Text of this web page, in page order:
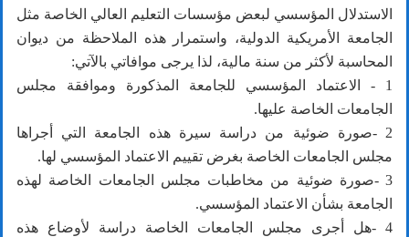
الاستدلال المؤسسي لبعض مؤسسات التعليم العالي الخاصة مثل
الجامعة الأمريكية الدولية، واستمرار هذه الملاحظة من ديوان
المحاسبة لأكثر من سنة مالية، لذا يرجى موافاتي بالآتي:
1 - الاعتماد المؤسسي للجامعة المذكورة وموافقة مجلس
الجامعات الخاصة عليها.
2 -صورة ضوئية من دراسة سيرة هذه الجامعة التي أجراها
مجلس الجامعات الخاصة بغرض تقييم الاعتماد المؤسسي لها.
3 -صورة ضوئية من مخاطبات مجلس الجامعات الخاصة لهذه
الجامعة بشأن الاعتماد المؤسسي.
4 -هل أجرى مجلس الجامعات الخاصة دراسة لأوضاع هذه